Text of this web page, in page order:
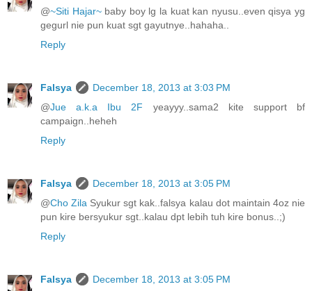
@~Siti Hajar~baby boy lg la kuat kan nyusu..even qisya yg
gegurl nie pun kuat sgt gayutnye..hahaha..
Reply
Falsya
December 18, 2013 at 3:03 PM
@Jue a.k.a Ibu 2F yeayyy..sama2 kite support bf
campaign..heheh
Reply
Falsya
December 18, 2013 at 3:05 PM
@Cho Zila Syukur sgt kak..falsya kalau dot maintain 4oz nie
pun kire bersyukur sgt..kalau dpt lebih tuh kire bonus..;)
Reply
Falsya
December 18, 2013 at 3:05 PM